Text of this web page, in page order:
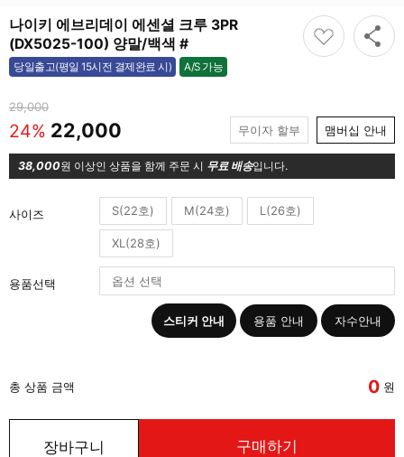
나이키 에브리데이 에센셜 크루 3PR
(DX5025-100) 양말/백색 #
당일출고(평일 15시전 결제완료 시) A/S 가능
가능
29,000
24% 22,000 무이자 할부 맴버십 안내
38,000원 이상인 상품을 함께 주문 시 무료 배송입니다.
사이즈 S(22호) M(24호) L(26호)
XL(28호)
용품선택
스티커 안내 용품 안내 자수안내
총 상품 금액 0 원
장바구니 구매하기